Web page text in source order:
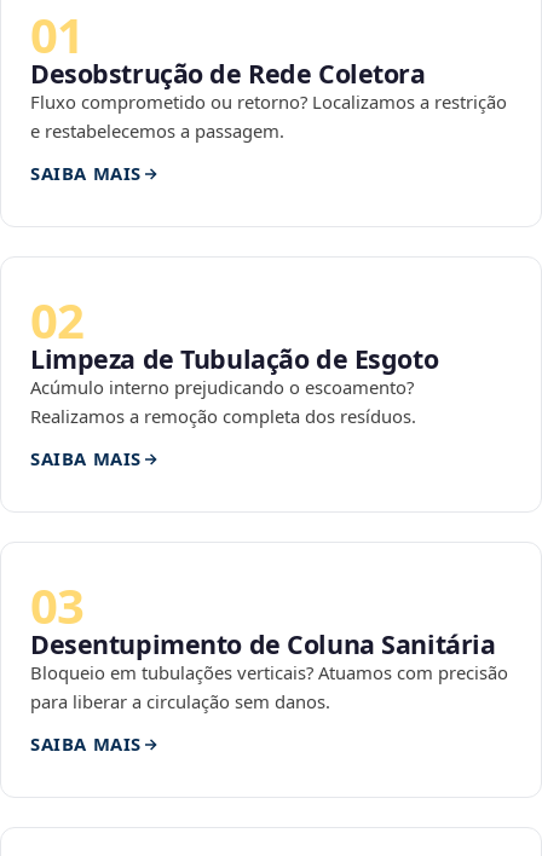
01
Desobstrução de Rede Coletora
Fluxo comprometido ou retorno? Localizamos a restrição
e restabelecemos a passagem.
SAIBA MAIS
02
Limpeza de Tubulação de Esgoto
Acúmulo interno prejudicando o escoamento?
Realizamos a remoção completa dos resíduos.
SAIBA MAIS
03
Desentupimento de Coluna Sanitária
Bloqueio em tubulações verticais? Atuamos com precisão
para liberar a circulação sem danos.
SAIBA MAIS